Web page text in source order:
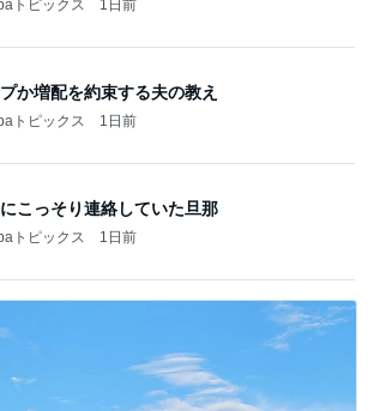
トピックス 1日前
か増配を約束する夫の教え
トピックス 1日前
こっそり連絡していた旦那
トピックス 1日前